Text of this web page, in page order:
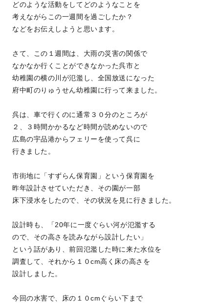
どのような活動をしてどのようなことを
考えながらこの一週間を過ごしたか？
などをお伝えしようと思います。
さて、この１週間は、大雨の災害の関係で
なかなか行くことができなかった呉市と
幼稚園の横の川が氾濫し、全国放送になった
府中町のりゅうせん幼稚園に行って来ました。
呉は、車で行くのに通常３０分のところが
２、３時間かかるなど時間が読めないので
広島の宇品港からフェリーを使って呉に
行きました。
市街地に「すずらん保育園」という保育園を
昨年設計させていただき、その園が一部
床下浸水をしたので、その状況を見に行きました。
設計時も、「20年に一度ぐらい河が氾濫する
ので、その高さを読みながら設計したい」
という話があり、前回氾濫した時に来た水位を
調査して、それから１０cm高く床の高さを
設計しました。
今回の水害で、床の１０cmぐらい下まで